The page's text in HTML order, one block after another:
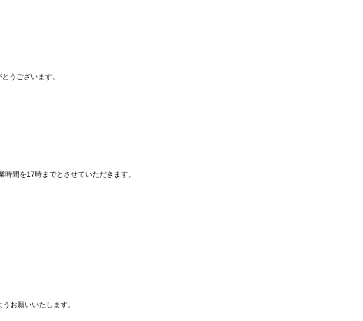
うございます。
間を17時までとさせていただきます。
お願いいたします。